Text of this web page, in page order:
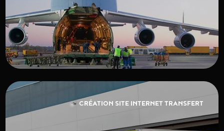
CRÉATION SITE INTERNET TRANSFERT